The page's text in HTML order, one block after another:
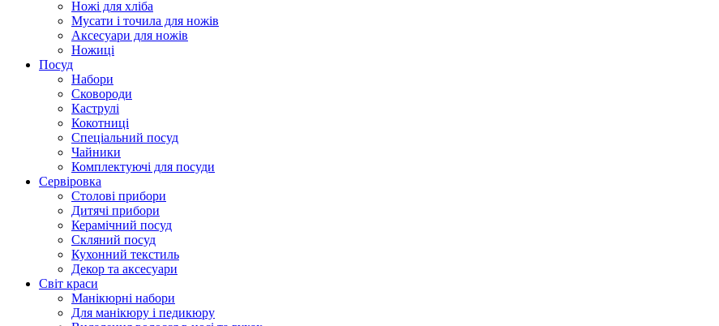
Ножі для хліба
Мусати і точила для ножів
Аксесуари для ножів
Ножиці
Посуд
Набори
Сковороди
Каструлі
Кокотниці
Cпеціальний посуд
Чайники
Комплектуючі для посуди
Сервіровка
Столові прибори
Дитячі прибори
Керамічний посуд
Скляний посуд
Кухонний текстиль
Декор та аксесуари
Світ краси
Манікюрні набори
Для манікюру і педикюру